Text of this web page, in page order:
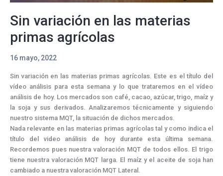
Sin variación en las materias
primas agrícolas
16 mayo, 2022
Sin variación en las materias primas agrícolas. Este es el título del
vídeo análisis para esta semana y lo que trataremos en el vídeo
análisis de hoy. Los mercados son café, cacao, azúcar, trigo, maíz y
la soja y sus derivados. Analizaremos técnicamente y siguiendo
nuestro sistema MQT, la situación de dichos mercados.
Nada relevante en las materias primas agrícolas tal y como indica el
título del video análisis de hoy durante esta última semana.
Recordemos pues nuestra valoración MQT de todos ellos. El trigo
tiene nuestra valoración MQT larga. El maíz y el aceite de soja han
cambiado a nuestra valoración MQT Lateral.